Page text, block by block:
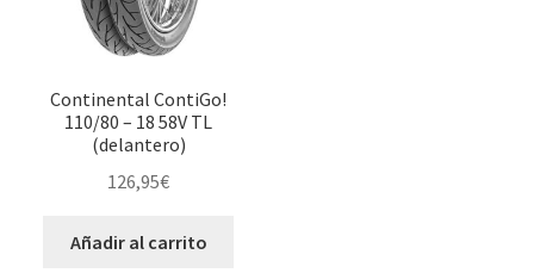
Continental ContiGo!
110/80 – 18 58V TL
(delantero)
126,95€
Añadir al carrito